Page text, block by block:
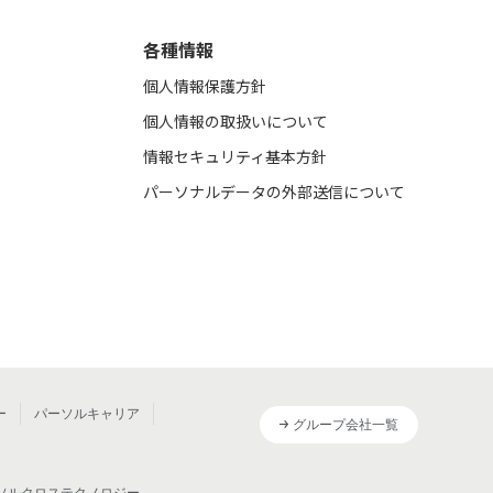
各種情報
個人情報保護方針
個人情報の取扱いについて
情報セキュリティ基本方針
パーソナルデータの外部送信について
パーソルキャリア
グループ会社一覧